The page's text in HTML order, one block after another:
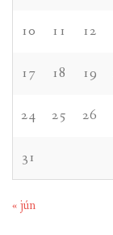
10 11 12
17 18 19
24 25 26
31
« jún